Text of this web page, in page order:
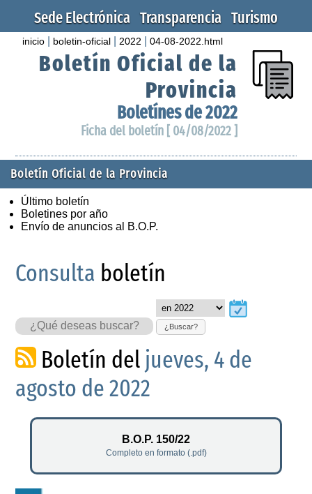
Sede Electrónica Transparencia Turismo
inicio boletin-oficial 2022 |04-08-2022.html
Boletín Oficial de la
Provincia
Boletínes de 2022
Ficha del boletín [ 04/08/2022 ]
Boletín Oficial de la Provincia
Último boletín
Boletines por año
Envío de anuncios al B.O.P.
Consulta boletín
¿Buscar?
Boletín del jueves, 4 de
agosto de 2022
B.O.P. 150/22
Completo en formato (.pdf)